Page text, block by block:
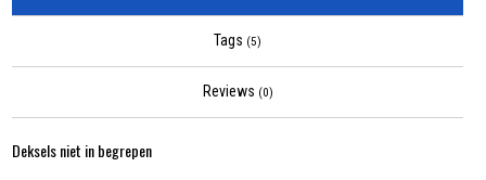
Tags (5)
Reviews (0)
Deksels niet in begrepen